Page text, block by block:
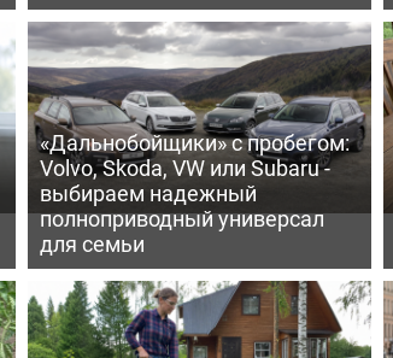
«Дальнобойщики» с пробегом:
Volvo, Skoda, VW или Subaru -
выбираем надежный
полноприводный универсал
для семьи